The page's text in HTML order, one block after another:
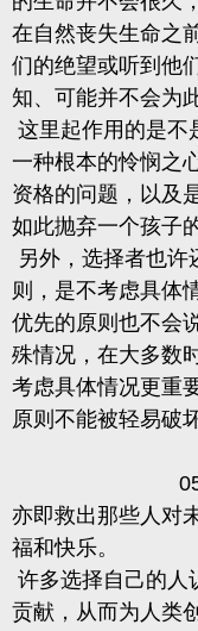
在自然丧失生命之
们的绝望或听到他
知、可能并不会为
这里起作用的是不
一种根本的怜悯之
资格的问题，以及
如此抛弃一个孩子
另外，选择者也许
则，是不考虑具体
优先的原则也不会
殊情况，在大多数
考虑具体情况更重
原则不能被轻易破
亦即救出那些人对
福和快乐。
许多选择自己的人
贡献，从而为人类